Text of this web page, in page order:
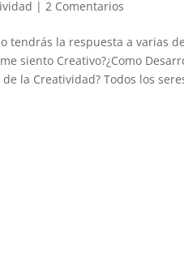
| 2 Comentarios
tendrás la respuesta a varias
siento Creativo?¿Como
la Creatividad? Todos los